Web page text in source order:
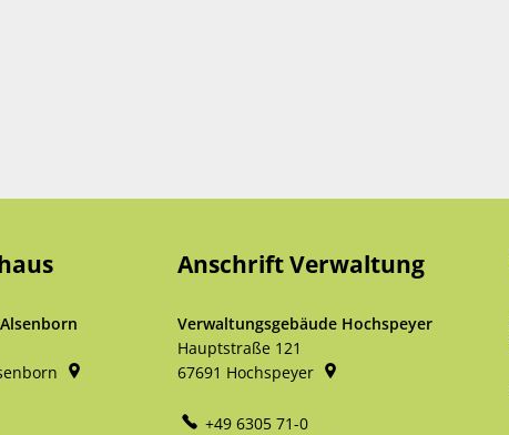
Anschrift Verwaltung
Verwaltungsgebäude Hochspeyer
Hauptstraße 121
67691 Hochspeyer
+49 6305 71-0